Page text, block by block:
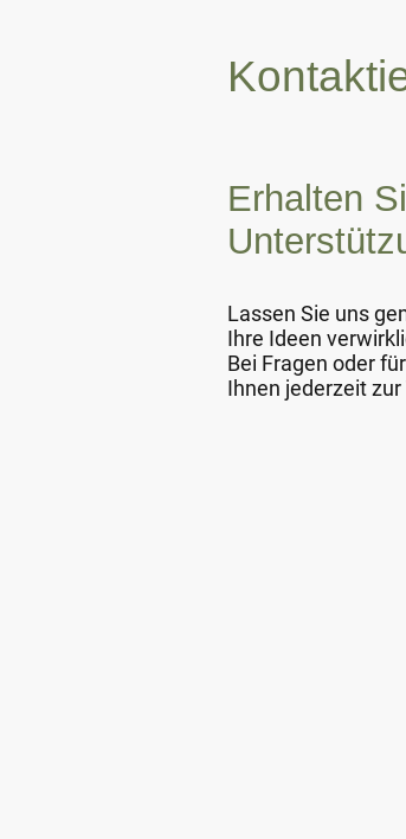
Erhalten
Lassen Sie uns
Ihre Ideen
Bei Fragen oder
Ihnen jederzeit